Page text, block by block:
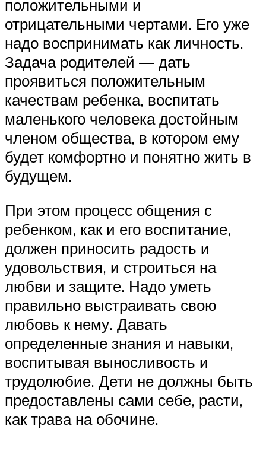
положительными и
отрицательными чертами. Его уже
надо воспринимать как личность.
Задача родителей — дать
проявиться положительным
качествам ребенка, воспитать
маленького человека достойным
членом общества, в котором ему
будет комфортно и понятно жить в
будущем.
При этом процесс общения с
ребенком, как и его воспитание,
должен приносить радость и
удовольствия, и строиться на
любви и защите. Надо уметь
правильно выстраивать свою
любовь к нему. Давать
определенные знания и навыки,
воспитывая выносливость и
трудолюбие. Дети не должны быть
предоставлены сами себе, расти,
как трава на обочине.